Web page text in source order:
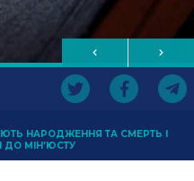
НАРОДЖЕННЯ ТА СМЕРТЬ І
ДО МІН’ЮСТУ